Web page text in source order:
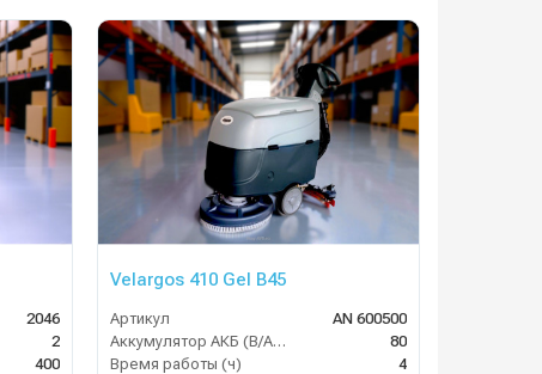
2046
2
400
Velargos 410 Gel B45
Артикул
AN 600500
Аккумулятор АКБ (В/А·ч)
80
Время работы (ч)
4